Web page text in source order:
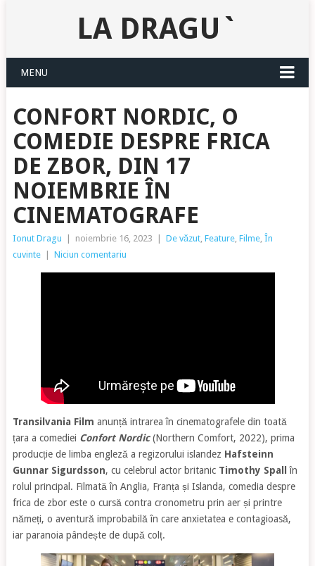
LA DRAGU`
MENU
CONFORT NORDIC, O
COMEDIE DESPRE FRICA
DE ZBOR, DIN 17
NOIEMBRIE ÎN
CINEMATOGRAFE
Ionut Dragu noiembrie 16, 2023 De văzut, Feature, Filme, În
cuvinte
Niciun comentariu
Transilvania Film anunță intrarea în cinematografele din toată
țara a comediei Confort Nordic (Northern Comfort, 2022), prima
producție de limba engleză a regizorului islandez Hafsteinn
Gunnar Sigurdsson, cu celebrul actor britanic Timothy Spallîn
rolul principal. Filmată în Anglia, Franța și Islanda, comedia despre
frica de zbor este o cursă contra cronometru prin aer și printre
nămeți, o aventură improbabilă în care anxietatea e contagioasă,
iar paranoia pândește de după colț.